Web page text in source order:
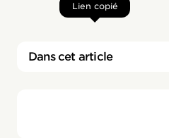
Lien copié
Dans cet article